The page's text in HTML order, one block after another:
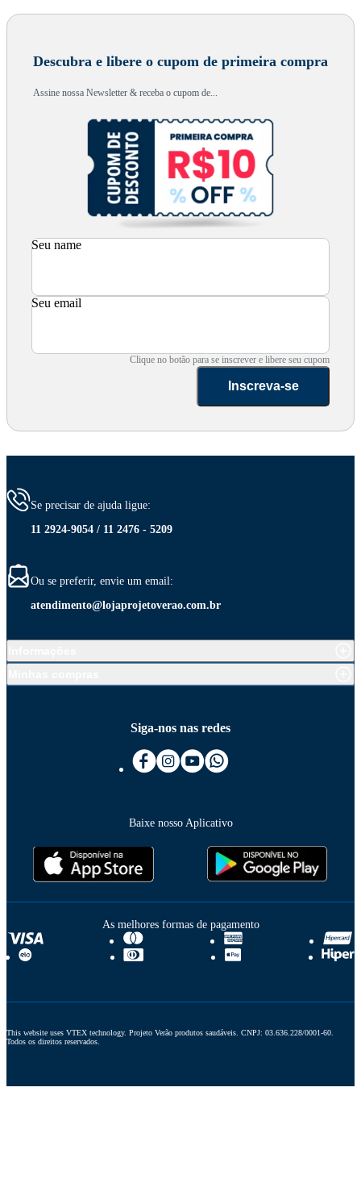
Descubra e libere o cupom de primeira compra
Assine nossa Newsletter & receba o cupom de...
Seu name
Seu email
Clique no botão para se inscrever e libere seu cupom
Inscreva-se
Se precisar de ajuda ligue:
11 2924-9054 / 11 2476 - 5209
Ou se preferir, envie um email:
atendimento@lojaprojetoverao.com.br
Siga-nos nas redes
Baixe nosso Aplicativo
As melhores formas de pagamento
This website uses VTEX technology. Projeto Verão produtos saudáveis. CNPJ: 03.636.228/0001-60.
Todos os direitos reservados.